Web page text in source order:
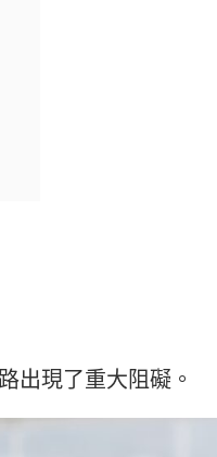
出現了重大阻礙。